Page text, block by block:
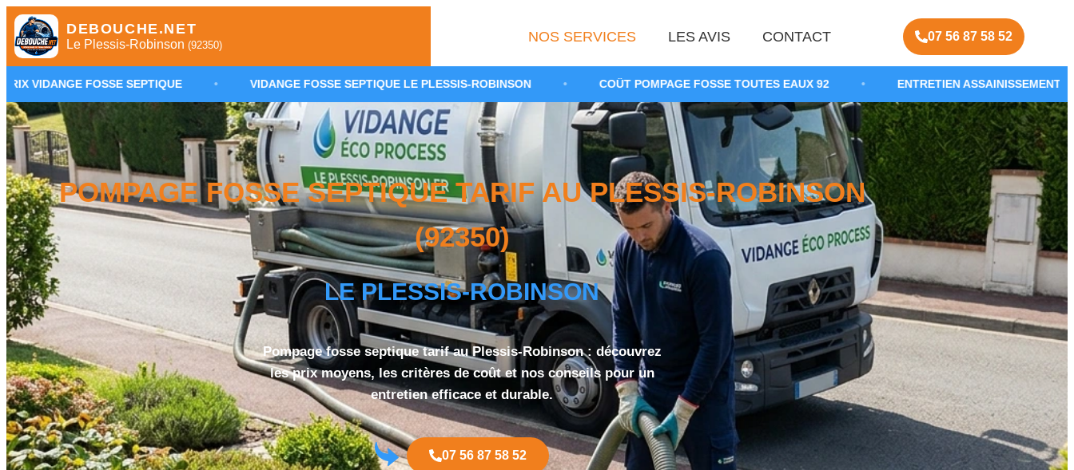
DEBOUCHE.NET
Le Plessis-Robinson (92350)
NOS SERVICES LES AVIS CONTACT 07 56 87 58 52
SEPTIQUE • VIDANGE FOSSE SEPTIQUE LE PLESSIS-ROBINSON • COÛT POMPAGE FOSSE TOUTES EAUX 92 • ENTRETIEN ASSAINISSEMENT NON COLLECTIF
POMPAGE FOSSE SEPTIQUE TARIF AU PLESSIS-ROBINSON
(92350)
LE PLESSIS-ROBINSON
Pompage fosse septique tarif au Plessis-Robinson : découvrez
les prix moyens, les critères de coût et nos conseils pour un
entretien efficace et durable.
07 56 87 58 52